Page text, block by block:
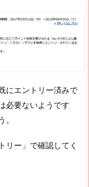
にエントリー済みで
必要ないようです
リー」で確認してく